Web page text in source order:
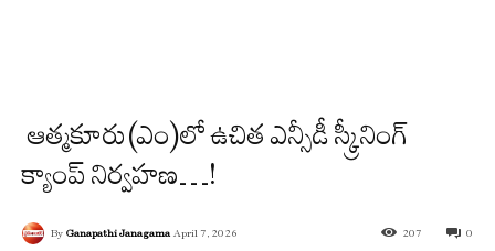
ఆత్మకూరు(ఎం)లో ఉచిత ఎన్సీడీ స్క్రీనింగ్
క్యాంప్ నిర్వహణ…!
By Ganapathi Janagama April 7, 2026 0
207